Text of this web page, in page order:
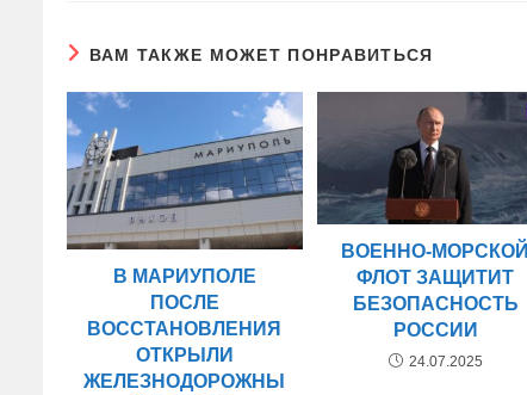
ВАМ ТАКЖЕ МОЖЕТ ПОНРАВИТЬСЯ
В МАРИУПОЛЕ
ПОСЛЕ
ВОССТАНОВЛЕНИЯ
ОТКРЫЛИ
ЖЕЛЕЗНОДОРОЖНЫ
ВОЕННО-МОРСКОЙ
ФЛОТ ЗАЩИТИТ
БЕЗОПАСНОСТЬ
РОССИИ
24.07.2025